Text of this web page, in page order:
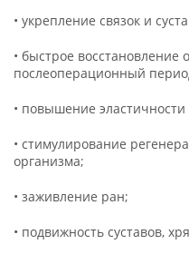
• укрепление связок и
• быстрое восстановление
послеоперационный
• повышение эластичности
• стимулирование
организма;
• заживление ран;
• подвижность суставов,